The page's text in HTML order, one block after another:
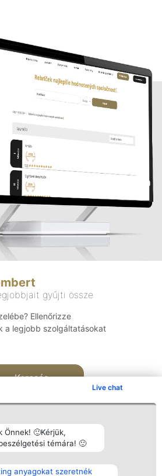
Live chat
Önnek! 🙂Kérjük,
témára! 🙂
anyagokat szeretnék
gyűjti össze
Ellenőrizze
a legjobb szolgáltatásokat
Keresés
Népszavazás
Nyertesek
Elérhetőség
Elérhetőség